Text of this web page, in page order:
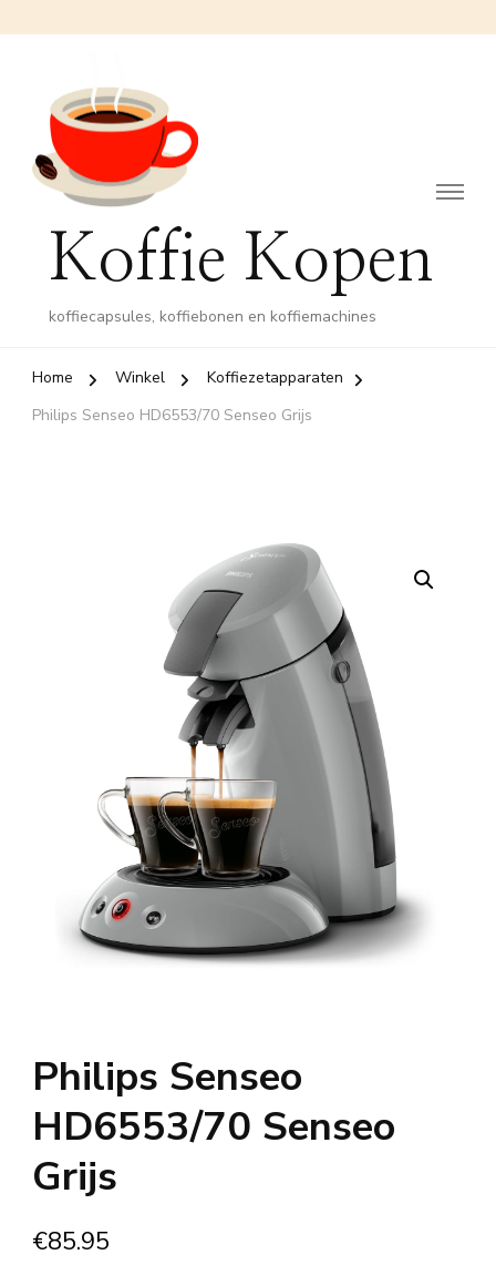
Koffie Kopen
koffiecapsules, koffiebonen en koffiemachines
Home Winkel
Koffiezetapparaten
Philips Senseo HD6553/70 Senseo Grijs
Philips Senseo
HD6553/70 Senseo
Grijs
€85.95